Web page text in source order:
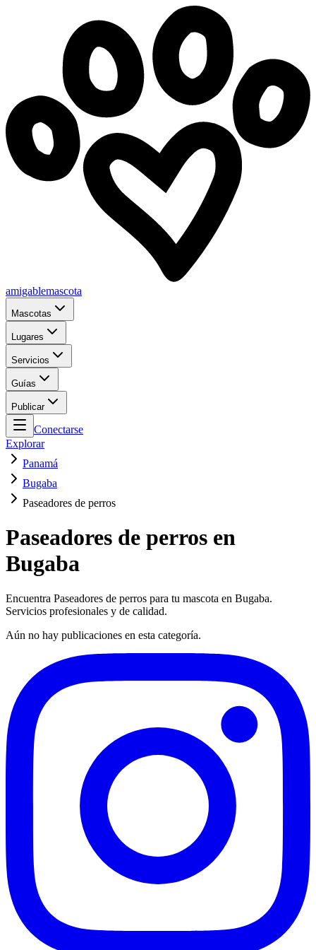
amigablemascota
Mascotas
Lugares
Servicios
Guías
Publicar
Conectarse
Explorar
Panamá
Bugaba
Paseadores de perros
Paseadores de perros en
Bugaba
Encuentra Paseadores de perros para tu mascota en Bugaba.
Servicios profesionales y de calidad.
Aún no hay publicaciones en esta categoría.